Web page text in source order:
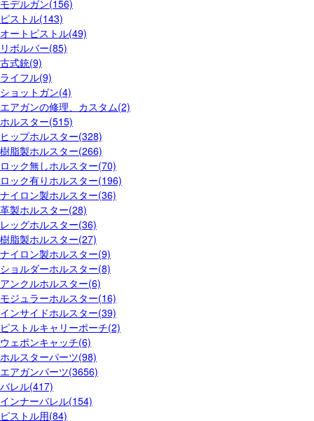
モデルガン(156)
ピストル(143)
オートピストル(49)
リボルバー(85)
古式銃(9)
ライフル(9)
ショットガン(4)
エアガンの修理、カスタム(2)
ホルスター(515)
ヒップホルスター(328)
樹脂製ホルスター(266)
ロック無しホルスター(70)
ロック有りホルスター(196)
ナイロン製ホルスター(36)
革製ホルスター(28)
レッグホルスター(36)
樹脂製ホルスター(27)
ナイロン製ホルスター(9)
ショルダーホルスター(8)
アンクルホルスター(6)
モジュラーホルスター(16)
インサイドホルスター(39)
ピストルキャリーポーチ(2)
ウェポンキャッチ(6)
ホルスターパーツ(98)
エアガンパーツ(3656)
バレル(417)
インナーバレル(154)
ピストル用(84)